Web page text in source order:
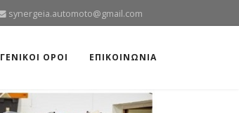
synergeia.automoto@gmail.com
ΓΕΝΙΚΟΙ ΟΡΟΙ ΕΠΙΚΟΙΝΩΝΙΑ